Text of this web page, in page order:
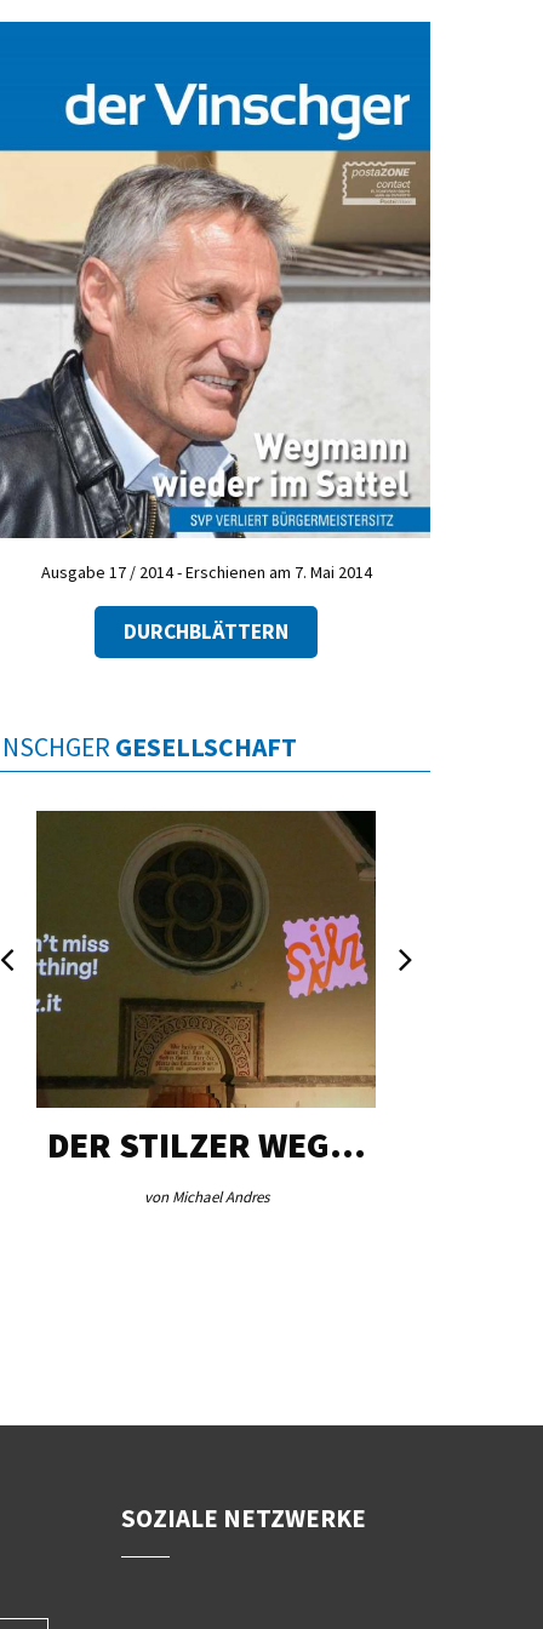
Ausgabe 17 / 2014 - Erschienen am 7. Mai 2014
DURCHBLÄTTERN
GESELLSCHAFT
DER STILZER WEG…
von Michael Andres
SOZIALE NETZWERKE